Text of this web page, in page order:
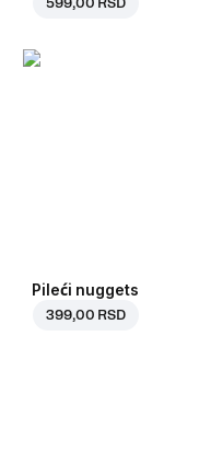
Pileći nuggets
399,00 RSD